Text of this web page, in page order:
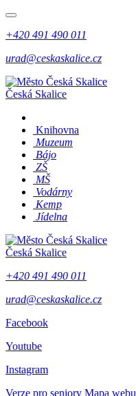
+420 491 490 011
urad@ceskaskalice.cz
Česká Skalice
Knihovna
Muzeum
Bájo
ZŠ
MŠ
Vodárny
Kemp
Jídelna
Česká Skalice
+420 491 490 011
urad@ceskaskalice.cz
Facebook
Youtube
Instagram
Verze pro seniory Mapa webu